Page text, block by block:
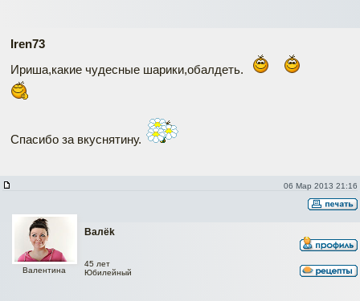
Iren73
Ириша,какие чудесные шарики,обалдеть.
Спасибо за вкуснятину.
06 Мар 2013 21:16
Валёk
Валентина
45 лет
Юбилейный